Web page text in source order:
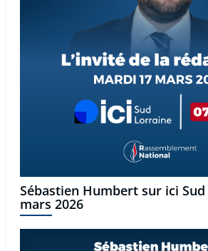
Sébastien Humbert sur ici
mars 2026